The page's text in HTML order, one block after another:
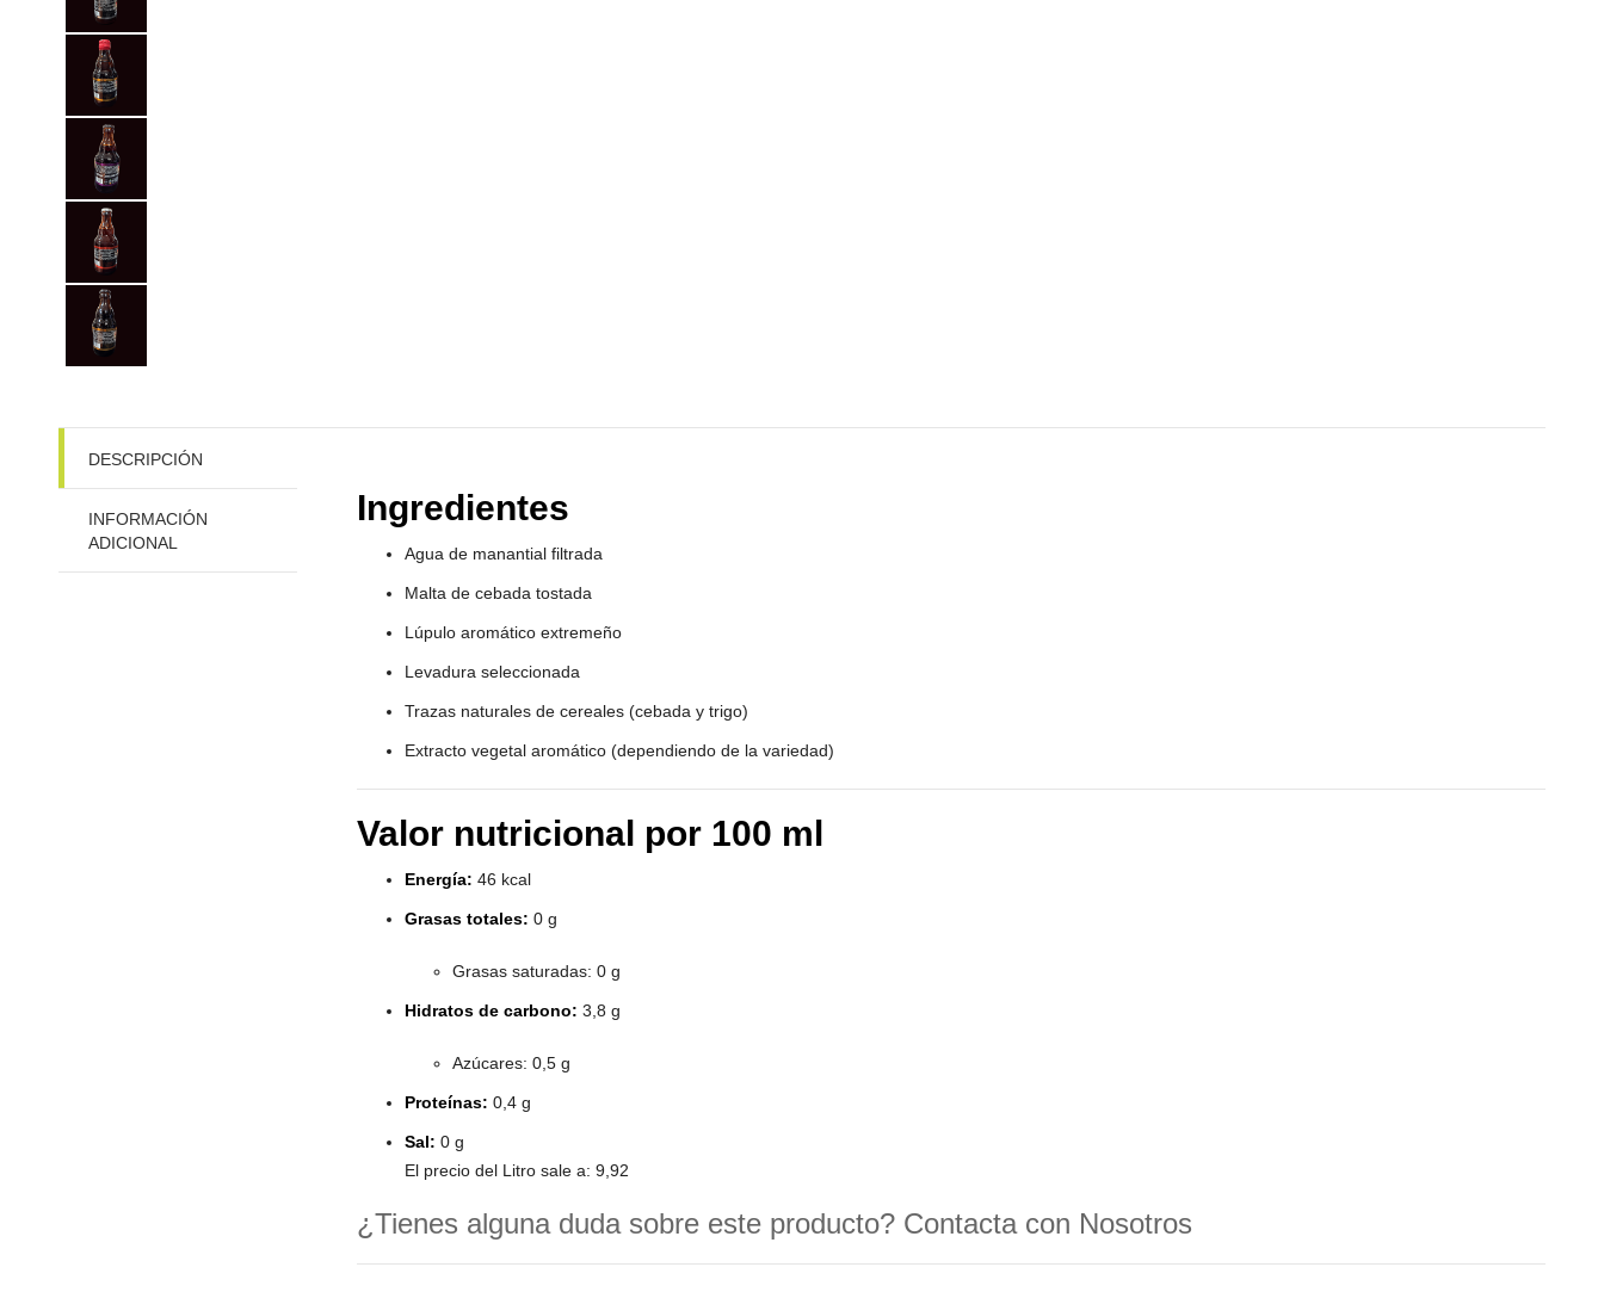
DESCRIPCIÓN
INFORMACIÓN
ADICIONAL
Ingredientes
Agua de manantial filtrada
Malta de cebada tostada
Lúpulo aromático extremeño
Levadura seleccionada
Trazas naturales de cereales (cebada y trigo)
Extracto vegetal aromático (dependiendo de la variedad)
Valor nutricional por 100 ml
Energía: 46 kcal
Grasas totales: 0 g
Grasas saturadas: 0 g
Hidratos de carbono: 3,8 g
Azúcares: 0,5 g
Proteínas: 0,4 g
Sal: 0 g
El precio del Litro sale a: 9,92
¿Tienes alguna duda sobre este producto? Contacta con Nosotros